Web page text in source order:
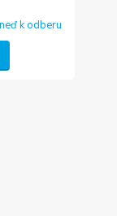
k odberu